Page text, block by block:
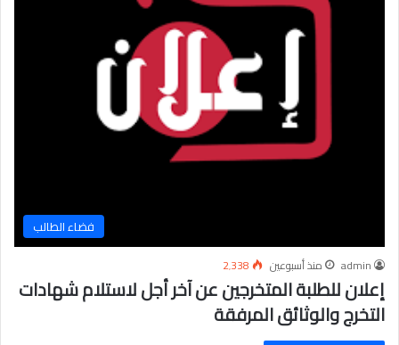
فضاء الطالب
admin منذ أسبوعين 2٬338
إعلان للطلبة المتخرجين عن آخر أجل لاستلام شهادات
التخرج والوثائق المرفقة